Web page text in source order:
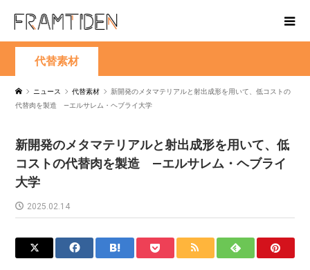
代替素材
ニュース 代替素材
新開発のメタマテリアルと射出成形を用いて、低コストの
代替肉を製造 —エルサレム・ヘブライ大学
新開発のメタマテリアルと射出成形を用いて、低
コストの代替肉を製造 —エルサレム・ヘブライ
大学
2025.02.14